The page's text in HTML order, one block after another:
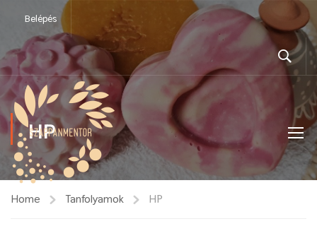
Belépés
HP
Home Tanfolyamok HP